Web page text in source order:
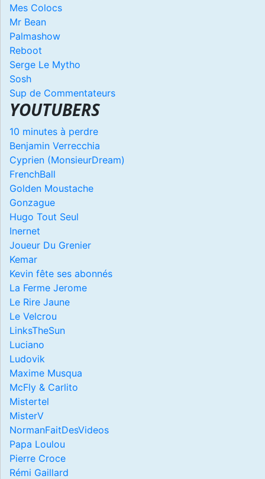
Mes Colocs
Mr Bean
Palmashow
Reboot
Serge Le Mytho
Sosh
Sup de Commentateurs
YOUTUBERS
10 minutes à perdre
Benjamin Verrecchia
Cyprien (MonsieurDream)
FrenchBall
Golden Moustache
Gonzague
Hugo Tout Seul
Inernet
Joueur Du Grenier
Kemar
Kevin fête ses abonnés
La Ferme Jerome
Le Rire Jaune
Le Velcrou
LinksTheSun
Luciano
Ludovik
Maxime Musqua
McFly & Carlito
Mistertel
MisterV
NormanFaitDesVideos
Papa Loulou
Pierre Croce
Rémi Gaillard